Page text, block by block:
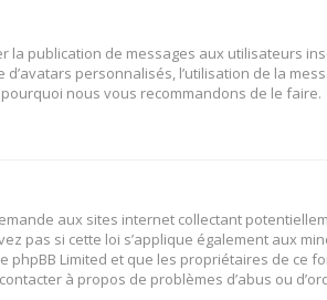
publication de messages aux utilisateurs
personnalisés, l’utilisation de la
pourquoi nous vous recommandons de le faire.
aux sites internet collectant
pas si cette loi s’applique également aux
Limited et que les propriétaires de ce
à propos de problèmes d’abus ou